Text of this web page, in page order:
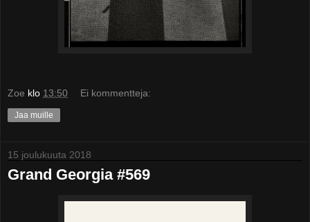
Zoe klo 13:50 Ei kommentteja:
Jaa muille
15 joulukuuta 2018
Grand Georgia #569